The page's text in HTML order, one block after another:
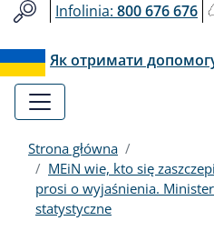
Infolinia: 800 676 676
Як отримати
Strona główna
MEiN wie, kto się
prosi o wyjaśnienia.
statystyczne